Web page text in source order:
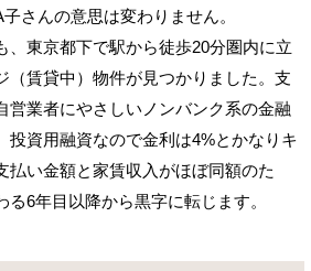
さんの意思は変わりません。
、東京都下で駅から徒歩20分圏内に立
（賃貸中）物件が見つかりました。支
営業者にやさしいノンバンク系の金融
投資用融資なので金利は4%とかなりキ
払い金額と家賃収入がほぼ同額のた
6年目以降から黒字に転じます。